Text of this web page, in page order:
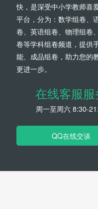
快，是深受中小学教师喜
平台，分为：数学组卷、
卷、英语组卷、物理组卷
卷等学科组卷频道，提供
能、成品组卷，助力您的
更进一步。
在线客服
周一至周六 8:30-
QQ在线交谈